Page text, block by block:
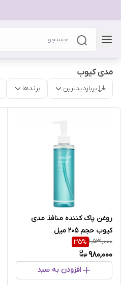
مدی کیوب
پربازدیدترین برندها
روغن پاک کننده منافذ مدی
کیوب حجم 205 میل
1,531,000
35%
980,000
افزودن به سبد